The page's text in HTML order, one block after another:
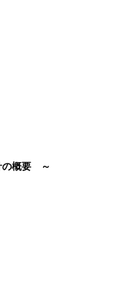
の概要 ～